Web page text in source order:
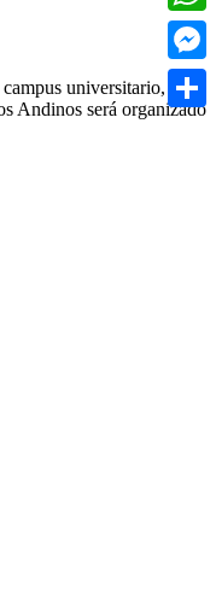
universitario, sino
Andinos será organizado